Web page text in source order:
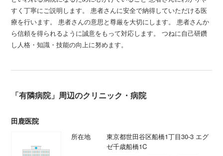
すく丁寧にご説明します。 患者さんに安全で納得していただける医
療を行います。 患者さんの意思と尊厳を大切にします。 患者さんか
ら信頼を得られるように誠意をもって対応します。 つねに自己研鑽
し人格・知識・技能の向上に努めます。
「有隣病院」周辺のクリニック・病院
田鹿医院
所在地
東京都世田谷区船橋1丁目30-3 エグ
ゼ千歳船橋1C